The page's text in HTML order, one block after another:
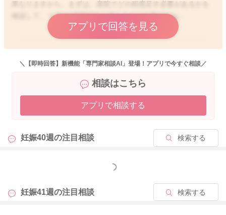
異なりますから、まずは、産院でどの程度足す必要があるかを
確認して、つぎの2週間検診に備えるのが大事ですね。
アプリで回答を見る
2024/1/24 22:57
＼【即時回答】新機能「専門家相談AI」登場！アプリで今すぐ相談／
相談はこちら
アプリで相談する
妊娠40週の注目相談 検索する
もっと見る
妊娠41週の注目相談 検索する